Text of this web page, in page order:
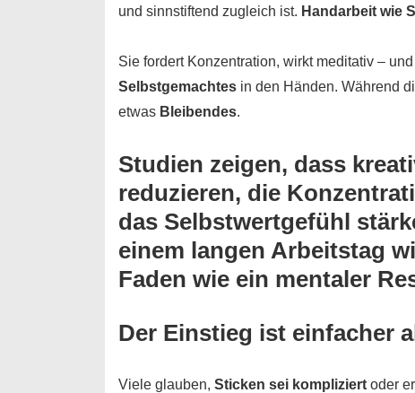
und sinnstiftend zugleich ist. Handarbeit wie
Sie fordert Konzentration, wirkt meditativ –
Selbstgemachtes in den Händen. Während
etwas Bleibendes.
Studien zeigen, dass
reduzieren, die
das Selbstwertgefühl
einem langen Arbeitstag
Faden wie ein mentaler
Der Einstieg ist einfacher
Viele glauben, Sticken sei kompliziert oder